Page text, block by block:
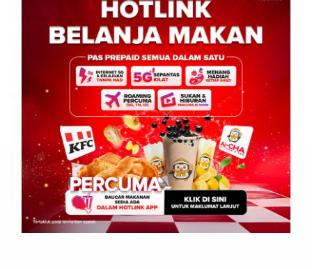
November 3, 2025 0
PENAMPANG: 2 November 2025 — Tiga lelaki ditahan selepas
didapati memandu di bawah pengaruh alkohol dalam operasi
Op Mabuk yang dijalankan oleh Bahagian Siasatan dan […]
Leave a Reply
Your email address will not be published. Required fields are
marked*